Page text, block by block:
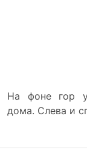
На фоне гор у
дома. Слева и